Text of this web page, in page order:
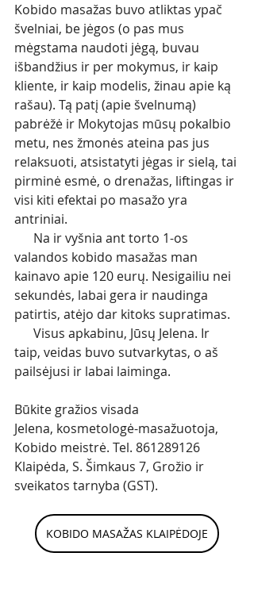
Kobido masažas buvo atliktas ypač
švelniai, be jėgos (o pas mus
mėgstama naudoti jėgą, buvau
išbandžius ir per mokymus, ir kaip
kliente, ir kaip modelis, žinau apie ką
rašau). Tą patį (apie švelnumą)
pabrėžė ir Mokytojas mūsų pokalbio
metu, nes žmonės ateina pas jus
relaksuoti, atsistatyti jėgas ir sielą, tai
pirminė esmė, o drenažas, liftingas ir
visi kiti efektai po masažo yra
antriniai.
valandos kobido masažas man
kainavo apie 120 eurų. Nesigailiu nei
sekundės, labai gera ir naudinga
patirtis, atėjo dar kitoks supratimas.
taip, veidas buvo sutvarkytas, o aš
pailsėjusi ir labai laiminga.
Būkite gražios visada
Jelena, kosmetologė-masažuotoja,
Kobido meistrė. Tel. 861289126
Klaipėda, S. Šimkaus 7, Grožio ir
sveikatos tarnyba (GST).
KOBIDO MASAŽAS KLAIPĖDOJE